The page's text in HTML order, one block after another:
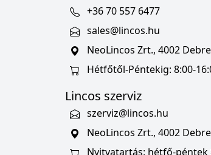
+36 70 557 6477
sales@lincos.hu
NeoLincos Zrt., 4002
Hétfőtől-Péntekig: 8:00-
Lincos szerviz
szerviz@lincos.hu
NeoLincos Zrt., 4002
Nyitvatartás: hétfő-péntek